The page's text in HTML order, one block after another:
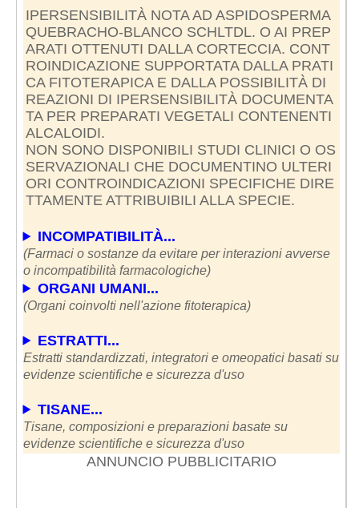
IPERSENSIBILITÀ NOTA AD ASPIDOSPERMA
QUEBRACHO-BLANCO SCHLTDL. O AI PREP
ARATI OTTENUTI DALLA CORTECCIA. CONT
ROINDICAZIONE SUPPORTATA DALLA PRATI
CA FITOTERAPICA E DALLA POSSIBILITÀ DI
REAZIONI DI IPERSENSIBILITÀ DOCUMENTA
TA PER PREPARATI VEGETALI CONTENENTI
ALCALOIDI.
NON SONO DISPONIBILI STUDI CLINICI O OS
SERVAZIONALI CHE DOCUMENTINO ULTERI
ORI CONTROINDICAZIONI SPECIFICHE DIRE
TTAMENTE ATTRIBUIBILI ALLA SPECIE.
INCOMPATIBILITÀ...
(Farmaci o sostanze da evitare per interazioni avverse
o incompatibilità farmacologiche)
ORGANI UMANI...
(Organi coinvolti nell'azione fitoterapica)
ESTRATTI...
Estratti standardizzati, integratori e omeopatici basati su
evidenze scientifiche e sicurezza d'uso
TISANE...
Tisane, composizioni e preparazioni basate su
evidenze scientifiche e sicurezza d'uso
ANNUNCIO PUBBLICITARIO